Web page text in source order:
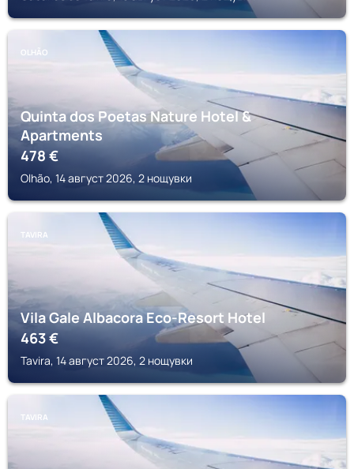
OLHÃO
Quinta dos Poetas Nature Hotel &
Apartments
478€
Olhão, 14 август 2026, 2 нощувки
TAVIRA
Vila Gale Albacora Eco-Resort Hotel
463€
Tavira, 14 август 2026, 2 нощувки
TAVIRA